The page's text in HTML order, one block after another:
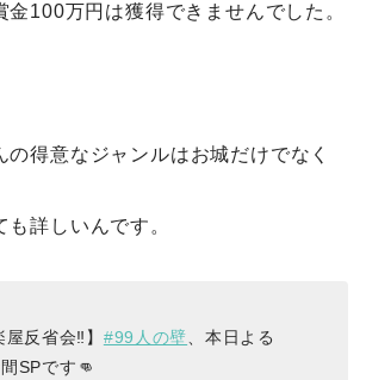
金100万円は獲得できませんでした。
の得意なジャンルはお城だけでなく
も詳しいんです。
屋反省会‼️】 #99人の壁 、本日よる
SPです👊